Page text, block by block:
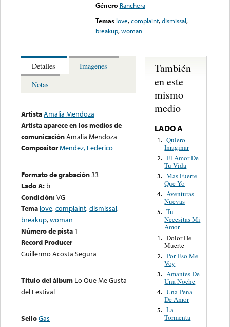
Género Ranchera
Temas love,complaint,dismissal,
breakup,woman
Detalles
Imagenes
Notas
ArtistaAmalia Mendoza
Artista aparece en los medios de
comunicaciónAmalia Mendoza
CompositorMendez, Federico
Formato de grabación33
Lado A: b
Condición:VG
Tema love,complaint,dismissal,
breakup,woman
Número de pista 1
Record Producer
Guillermo Acosta Segura
Título del álbum Lo Que Me Gusta
del Festival
SelloGas
También
en este
mismo
medio
LADO A
1. Quiero
Imaginar
2. El Amor De
Tu Vida
3. Mas Fuerte
Que Yo
4. Aventuras
Nuevas
5. Tu
Necesitas Mi
Amor
1. Dolor De
Muerte
2. Por Eso Me
Voy
3. Amantes De
Una Noche
4. Una Pena
De Amor
5. La
Tormenta